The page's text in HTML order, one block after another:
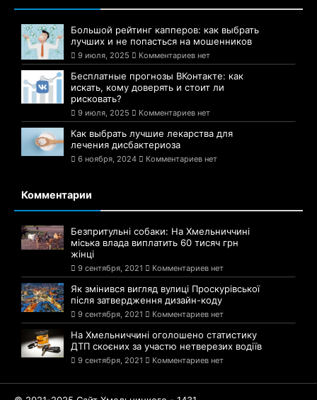
Большой рейтинг капперов: как выбрать
лучших и не попасться на мошенников
9 июля, 2025 Комментариев нет
Бесплатные прогнозы ВКонтакте: как
искать, кому доверять и стоит ли
рисковать?
9 июля, 2025 Комментариев нет
Как выбрать лучшие лекарства для
лечения дисбактериоза
6 ноября, 2024 Комментариев нет
Комментарии
Безпритульні собаки: На Хмельниччині
міська влада виплатить 60 тисяч грн
жінці
9 сентября, 2021 Комментариев нет
Як змінився вигляд вулиці Проскурівської
після затвердження дизайн-коду
9 сентября, 2021 Комментариев нет
На Хмельниччині оголошено статистику
ДТП скоєних за участю нетверезих водіїв
9 сентября, 2021 Комментариев нет